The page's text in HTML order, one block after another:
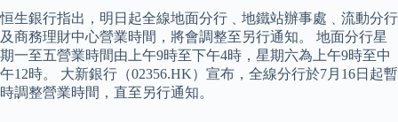
恒生銀行指出，明日起全線地面分行﹑地鐵站辦事處﹑流動分行
及商務理財中心營業時間，將會調整至另行通知。 地面分行星
期一至五營業時間由上午9時至下午4時，星期六為上午9時至中
午12時。 大新銀行（02356.HK）宣布，全線分行於7月16日起暫
時調整營業時間，直至另行通知。